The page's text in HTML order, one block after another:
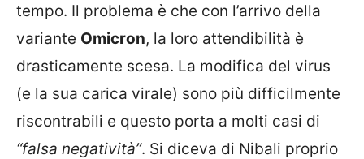
tempo. Il problema è che con l’arrivo della
variante Omicron, la loro attendibilità è
drasticamente scesa. La modifica del virus
(e la sua carica virale) sono più difficilmente
riscontrabili e questo porta a molti casi di
“falsa negatività”. Si diceva di Nibali proprio